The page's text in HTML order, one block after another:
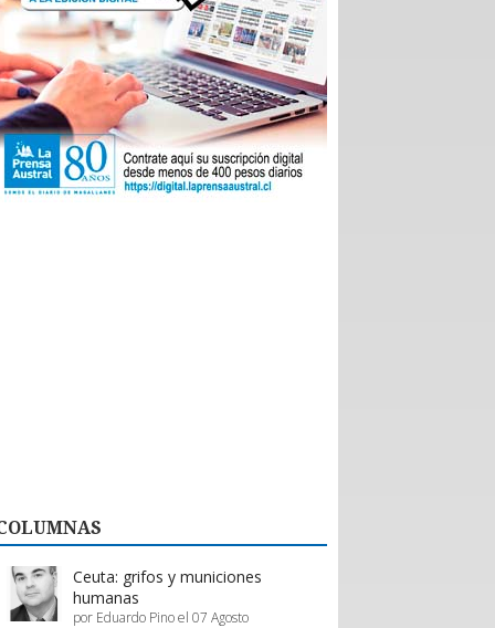
Esta dinámica es fundamental para que pequeños
y medianos proveedores, tanto locales como
nacionales, puedan presentar sus innovaciones
directamente a los operadores que definen la
oferta de la temporada 2026-2027.
La feria ha permitido romper las barreras
tradicionales de intermediación. Al habilitar tres
salones de exposición para dar respuesta al alto
interés de los participantes, se generó un
ecosistema donde convivieron distribuidoras
Estos esfuerzos deben ser acompañados y
pública y programas de promoción eficientes de
parte de Sernatur.
Ceuta: grifos y municiones
humanas
por Eduardo Pino el 07 Agosto